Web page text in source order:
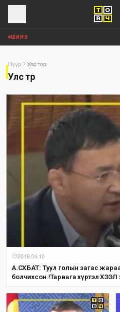
ШИНЭ
Нүүр Улс төр
Улс төр
2019.04.10
А.СҮХБАТ: Туул голын загас
болчихсон !Тарвага хүртэл